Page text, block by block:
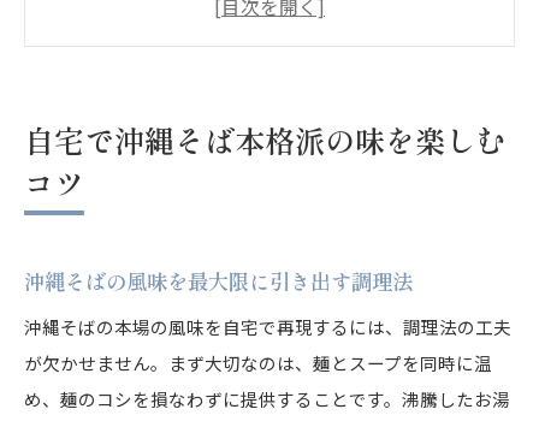
通販で叶う沖縄そばお取り寄せの魅力発見
沖縄そば通販送料無料の賢い活用術とは
県外発送OKな沖縄そばの選び方ガイド
沖縄そばお取り寄せ商品の比較ポイント
沖縄そばを贈り物に選ぶ理由と喜ばれる工夫
自宅で沖縄そば本格派の味を楽しむ
コツ
沖縄そばの風味を最大限に引き出す調理法
沖縄そばの本場の風味を自宅で再現するには、調理法の工夫
が欠かせません。まず大切なのは、麺とスープを同時に温
め、麺のコシを損なわずに提供することです。沸騰したお湯